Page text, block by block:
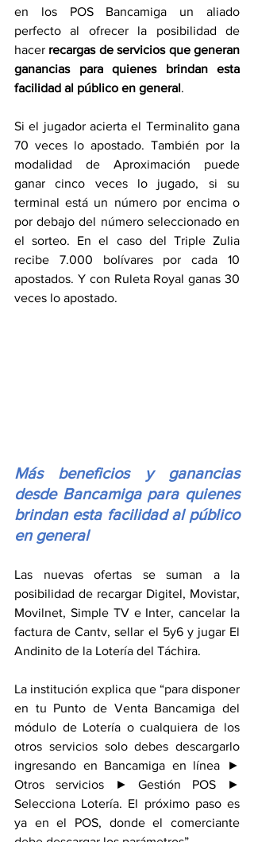
en los POS Bancamiga un aliado
perfecto al ofrecer la posibilidad de
hacer recargas de servicios que generan
ganancias para quienes brindan esta
facilidad al público en general.
Si el jugador acierta el Terminalito gana
70 veces lo apostado. También por la
modalidad de Aproximación puede
ganar cinco veces lo jugado, si su
terminal está un número por encima o
por debajo del número seleccionado en
el sorteo. En el caso del Triple Zulia
recibe 7.000 bolívares por cada 10
apostados. Y con Ruleta Royal ganas 30
veces lo apostado.
Más beneficios y ganancias
desde Bancamiga para quienes
brindan esta facilidad al público
en general
Las nuevas ofertas se suman a la
posibilidad de recargar Digitel, Movistar,
Movilnet, Simple TV e Inter, cancelar la
factura de Cantv, sellar el 5y6 y jugar El
Andinito de la Lotería del Táchira.
La institución explica que “para disponer
en tu Punto de Venta Bancamiga del
módulo de Lotería o cualquiera de los
otros servicios solo debes descargarlo
ingresando en Bancamiga en línea ►
Otros servicios ► Gestión POS ►
Selecciona Lotería. El próximo paso es
ya en el POS, donde el comerciante